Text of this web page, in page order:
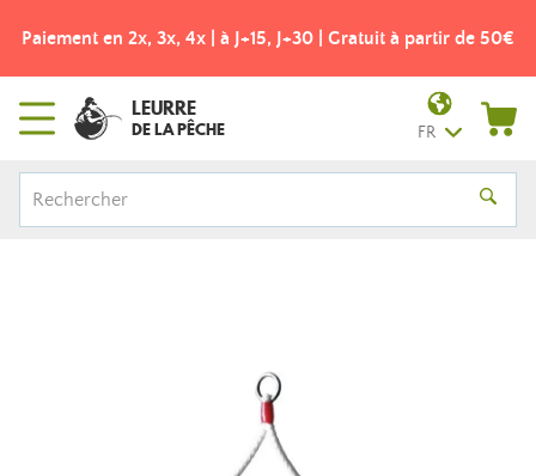
à partir de 50€ Frais de port offerts dès 49€ ! -
LEURRE
DE LA PÊCHE FR